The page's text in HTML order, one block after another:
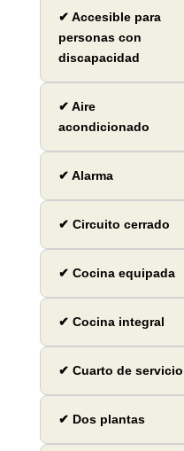
✔ Accesible para
personas con
discapacidad
✔ Aire
acondicionado
✔ Alarma
✔ Circuito cerrado
✔ Cocina equipada
✔ Cocina integral
✔ Cuarto de servicio
✔ Dos plantas